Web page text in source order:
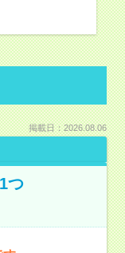
掲載日：2026.08.06
つ